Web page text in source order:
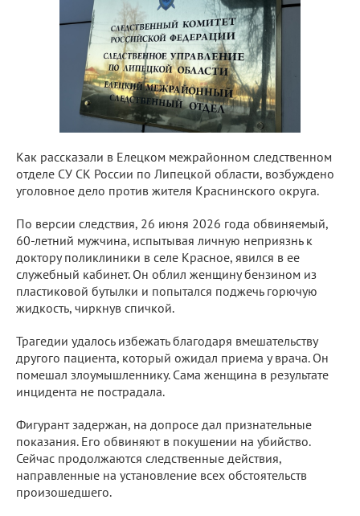
Как рассказали в Елецком межрайонном следственном
отделе СУ СК России по Липецкой области, возбуждено
уголовное дело против жителя Краснинского округа.
По версии следствия, 26 июня 2026 года обвиняемый,
60-летний мужчина, испытывая личную неприязнь к
доктору поликлиники в селе Красное, явился в ее
служебный кабинет. Он облил женщину бензином из
пластиковой бутылки и попытался поджечь горючую
жидкость, чиркнув спичкой.
Трагедии удалось избежать благодаря вмешательству
другого пациента, который ожидал приема у врача. Он
помешал злоумышленнику. Сама женщина в результате
инцидента не пострадала.
Фигурант задержан, на допросе дал признательные
показания. Его обвиняют в покушении на убийство.
Сейчас продолжаются следственные действия,
направленные на установление всех обстоятельств
произошедшего.